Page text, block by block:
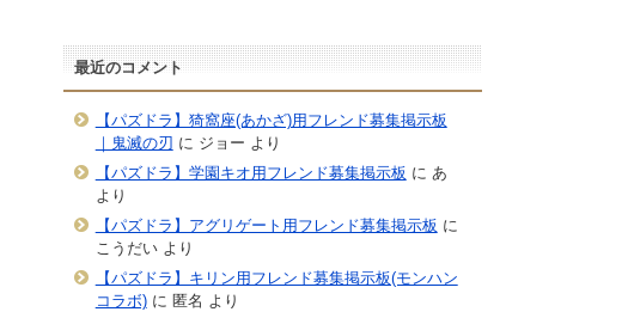
最近のコメント
【パズドラ】猗窩座(あかざ)用フレンド募集掲示板
｜鬼滅の刃 に ジョー より
【パズドラ】学園キオ用フレンド募集掲示板 に あ
より
【パズドラ】アグリゲート用フレンド募集掲示板 に
こうだいより
【パズドラ】キリン用フレンド募集掲示板(モンハン
コラボ)に 匿名 より